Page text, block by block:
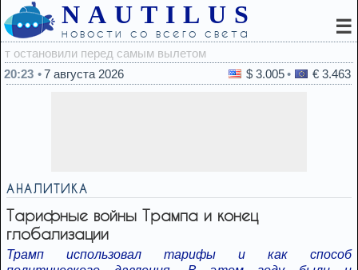
NAUTILUS
новости со всего света ☰
20:23
7 августа 2026 $ 3.005 € 3.463
АНАЛИТИКА
Тарифные войны Трампа и конец
глобализации
Трамп использовал тарифы и как способ